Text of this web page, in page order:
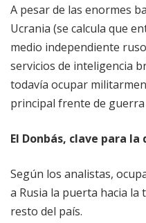
A pesar de las enormes
Ucrania (se calcula que
medio independiente
servicios de inteligencia
todavía ocupar
principal frente de
El Donbás, clave para
Según los analistas,
a Rusia la puerta hacia la
resto del país.